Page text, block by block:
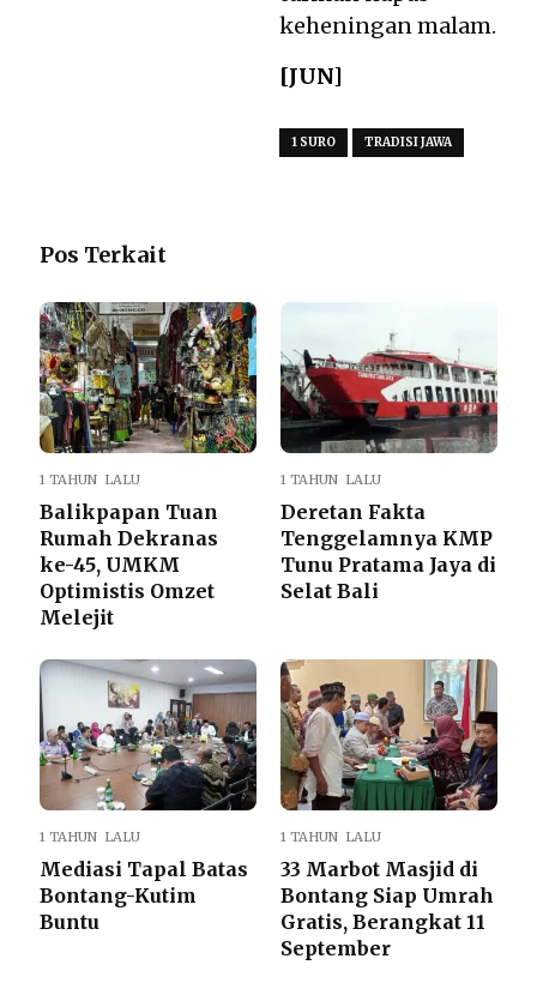
keheningan malam.
[JUN]
1 SURO TRADISI JAWA
Pos Terkait
1 TAHUN LALU
Balikpapan Tuan
Rumah Dekranas
ke-45, UMKM
Optimistis Omzet
Melejit
1 TAHUN LALU
Deretan Fakta
Tenggelamnya KMP
Tunu Pratama Jaya di
Selat Bali
1 TAHUN LALU
Mediasi Tapal Batas
Bontang-Kutim
Buntu
1 TAHUN LALU
33 Marbot Masjid di
Bontang Siap Umrah
Gratis, Berangkat 11
September